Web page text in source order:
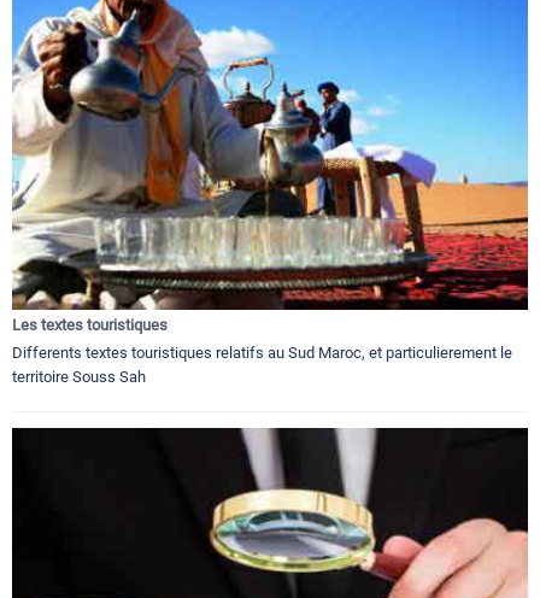
Les textes touristiques
Differents textes touristiques relatifs au Sud Maroc, et particulierement le
territoire Souss Sah